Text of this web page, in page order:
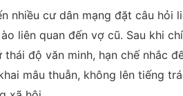
nhiều cư dân mạng đặt câu hỏi
liên quan đến vợ cũ. Sau khi
thái độ văn minh, hạn chế nhắc
mâu thuẫn, không lên tiếng